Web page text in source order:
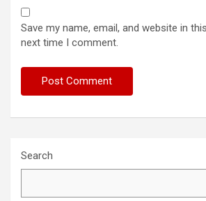
Save my name, email, and website in
next time I comment.
Search